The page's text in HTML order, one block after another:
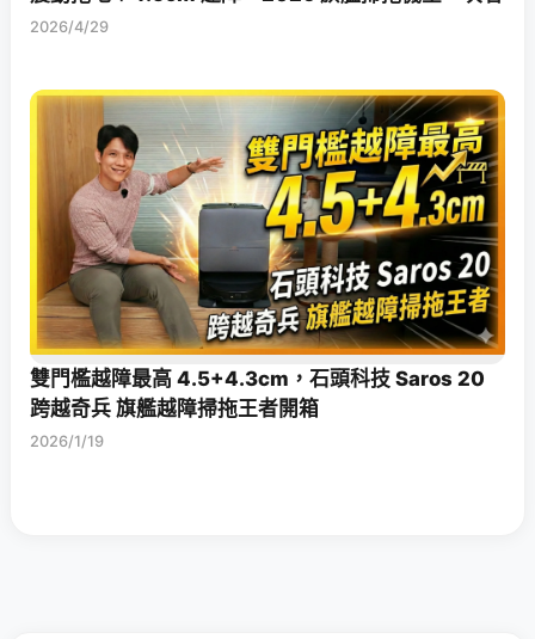
2026/4/29
雙門檻越障最高 4.5+4.3cm，石頭科技 Saros 20
跨越奇兵 旗艦越障掃拖王者開箱
2026/1/19